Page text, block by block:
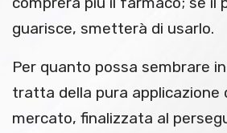
guarisce, smetterà di usarlo.
Per quanto possa sembrare
tratta della pura applicazione
mercato, finalizzata al